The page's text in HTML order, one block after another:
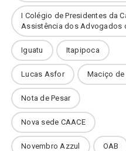
I Colégio de Presidentes da
Assistência dos Advogados
Iguatu Itapipoca
Lucas Asfor Maciço de
Nota de Pesar
Nova sede CAACE
Novembro Azzul OAB